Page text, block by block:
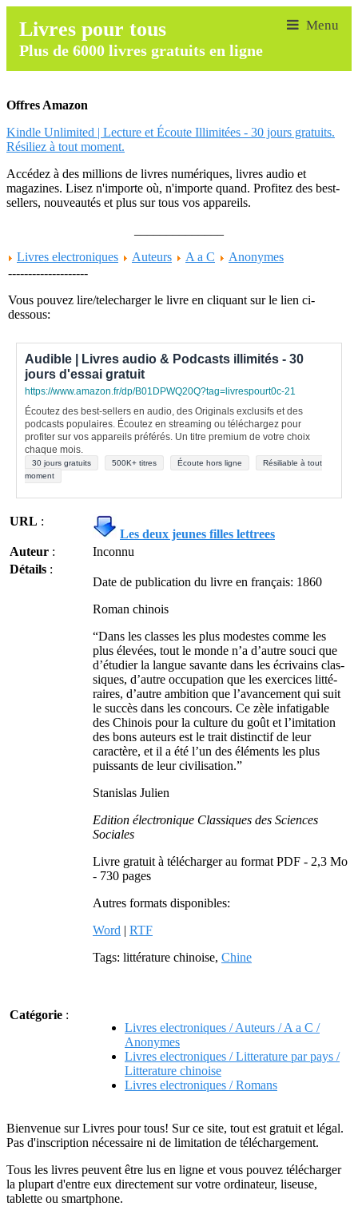
Livres pour tous
Plus de 6000 livres gratuits en ligne
Offres Amazon
Kindle Unlimited | Lecture et Écoute Illimitées - 30 jours gratuits.
Résiliez à tout moment.
Accédez à des millions de livres numériques, livres audio et
magazines. Lisez n'importe où, n'importe quand. Profitez des best-
sellers, nouveautés et plus sur tous vos appareils.
Livres electroniques
Auteurs A a C
Anonymes
--------------------
Vous pouvez lire/telecharger le livre en cliquant sur le lien ci-
dessous:
Audible | Livres audio & Podcasts illimités - 30
jours d'essai gratuit
https://www.amazon.fr/dp/B01DPWQ20Q?tag=livrespourt0c-21
Écoutez des best-sellers en audio, des Originals exclusifs et des
podcasts populaires. Écoutez en streaming ou téléchargez pour
profiter sur vos appareils préférés. Un titre premium de votre choix
chaque mois.
30 jours gratuits 500K+ titres Écoute hors ligne
Résiliable à tout
moment
URL :
Les deux jeunes filles lettrees
Auteur :
Inconnu
Détails :
Date de publication du livre en français: 1860
Roman chinois
“Dans les classes les plus modestes comme les
plus élevées, tout le monde n’a d’autre souci que
d’étudier la langue savante dans les écrivains clas­
siques, d’autre occupation que les exercices litté­
raires, d’autre ambition que l’avancement qui suit
le succès dans les concours. Ce zèle infatigable
des Chinois pour la culture du goût et l’imitation
des bons auteurs est le trait distinctif de leur
caractère, et il a été l’un des éléments les plus
puissants de leur civilisation.”
Stanislas Julien
Edition électronique Classiques des Sciences
Sociales
Livre gratuit à télécharger au format PDF - 2,3 Mo
- 730 pages
Autres formats disponibles:
Word | RTF
Tags: littérature chinoise, Chine
Catégorie :
Livres electroniques / Auteurs / A a C /
Anonymes
Livres electroniques / Litterature par pays /
Litterature chinoise
Livres electroniques / Romans
Bienvenue sur Livres pour tous! Sur ce site, tout est gratuit et légal.
Pas d'inscription nécessaire ni de limitation de téléchargement.
Tous les livres peuvent être lus en ligne et vous pouvez télécharger
la plupart d'entre eux directement sur votre ordinateur, liseuse,
tablette ou smartphone.